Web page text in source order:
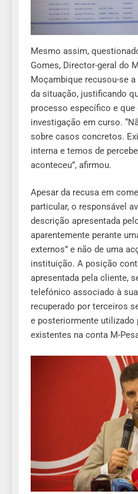
Mesmo assim,
Gomes, Director-geral do
Moçambique recusou-se
da situação, justificando
processo específico e que
investigação em curso.
sobre casos concretos.
interna e temos de
aconteceu”, afirmou.
Apesar da recusa em
particular, o responsável
descrição apresentada
aparentemente perante
externos” e não de uma
instituição. A posição
apresentada pela cliente,
telefónico associado à
recuperado por terceiros
e posteriormente utilizado
existentes na conta M-